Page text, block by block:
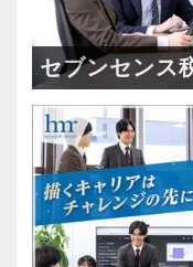
＜成長中の税理
・全国14拠点で
・従業員240名以
・会計・税務・
・専門家が在籍
＜学びを後押し＞
・書籍購入費／
セブンセンス